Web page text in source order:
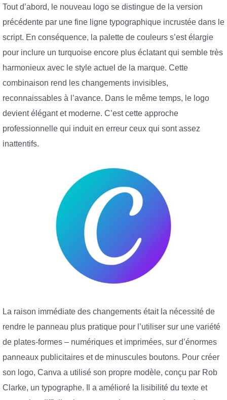
Tout d’abord, le nouveau logo se distingue de la version
précédente par une fine ligne typographique incrustée dans le
script. En conséquence, la palette de couleurs s’est élargie
pour inclure un turquoise encore plus éclatant qui semble très
harmonieux avec le style actuel de la marque. Cette
combinaison rend les changements invisibles,
reconnaissables à l’avance. Dans le même temps, le logo
devient élégant et moderne. C’est cette approche
professionnelle qui induit en erreur ceux qui sont assez
inattentifs.
La raison immédiate des changements était la nécessité de
rendre le panneau plus pratique pour l’utiliser sur une variété
de plates-formes – numériques et imprimées, sur d’énormes
panneaux publicitaires et de minuscules boutons. Pour créer
son logo, Canva a utilisé son propre modèle, conçu par Rob
Clarke, un typographe. Il a amélioré la lisibilité du texte et